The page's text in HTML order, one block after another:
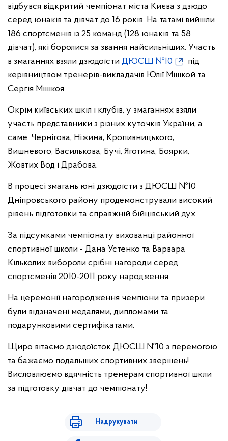
відбувся відкритий чемпіонат міста Києва з дзюдо
серед юнаків та дівчат до 16 років. На татамі вийшли
186 спортсменів із 25 команд (128 юнаків та 58
дівчат), які боролися за звання найсильніших. Участь
в змаганнях взяли дзюдоїсти ДЮСШ №10
під
керівництвом тренерів-викладачів Юлії Мішкой та
Сергія Мішкоя.
Окрім київських шкіл і клубів, у змаганнях взяли
участь представники з різних куточків України, а
саме: Чернігова, Ніжина, Кропивницького,
Вишневого, Василькова, Бучі, Яготина, Боярки,
Жовтих Вод і Драбова.
В процесі змагань юні дзюдоїсти з ДЮСШ №10
Дніпровського району продемонстрували високий
рівень підготовки та справжній бійцівський дух.
За підсумками чемпіонату вихованці районної
спортивної школи - Дана Устенко та Варвара
Кільколих вибороли срібні нагороди серед
спортсменів 2010-2011 року народження.
На церемонії нагородження чемпіони та призери
були відзначені медалями, дипломами та
подарунковими сертифікатами.
Щиро вітаємо дзюдоїсток ДЮСШ №10 з перемогою
та бажаємо подальших спортивних звершень!
Висловлюємо вдячність тренерам спортивної шкли
за підготовку дівчат до чемпіонату!
Надрукувати